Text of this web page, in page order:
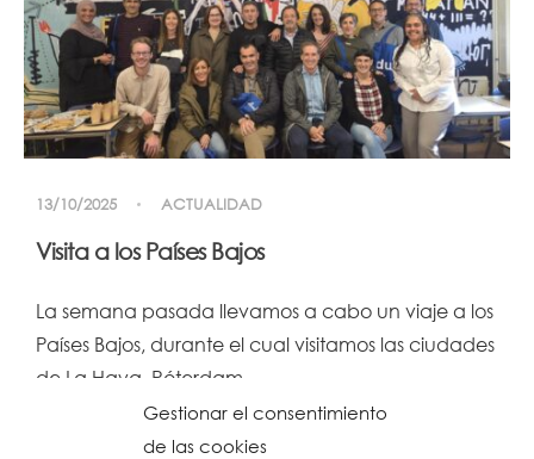
Gestionar el consentimiento
de las cookies
13/10/2025 ACTUALIDAD
Visita a los Países Bajos
La semana pasada llevamos a cabo un viaje a los
Países Bajos, durante el cual visitamos las ciudades
de La Haya, Róterdam…